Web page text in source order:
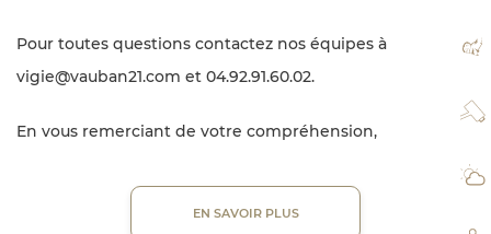
Pour toutes questions contactez nos équipes à
vigie@vauban21.com et 04.92.91.60.02.
En vous remerciant de votre compréhension,
EN SAVOIR PLUS